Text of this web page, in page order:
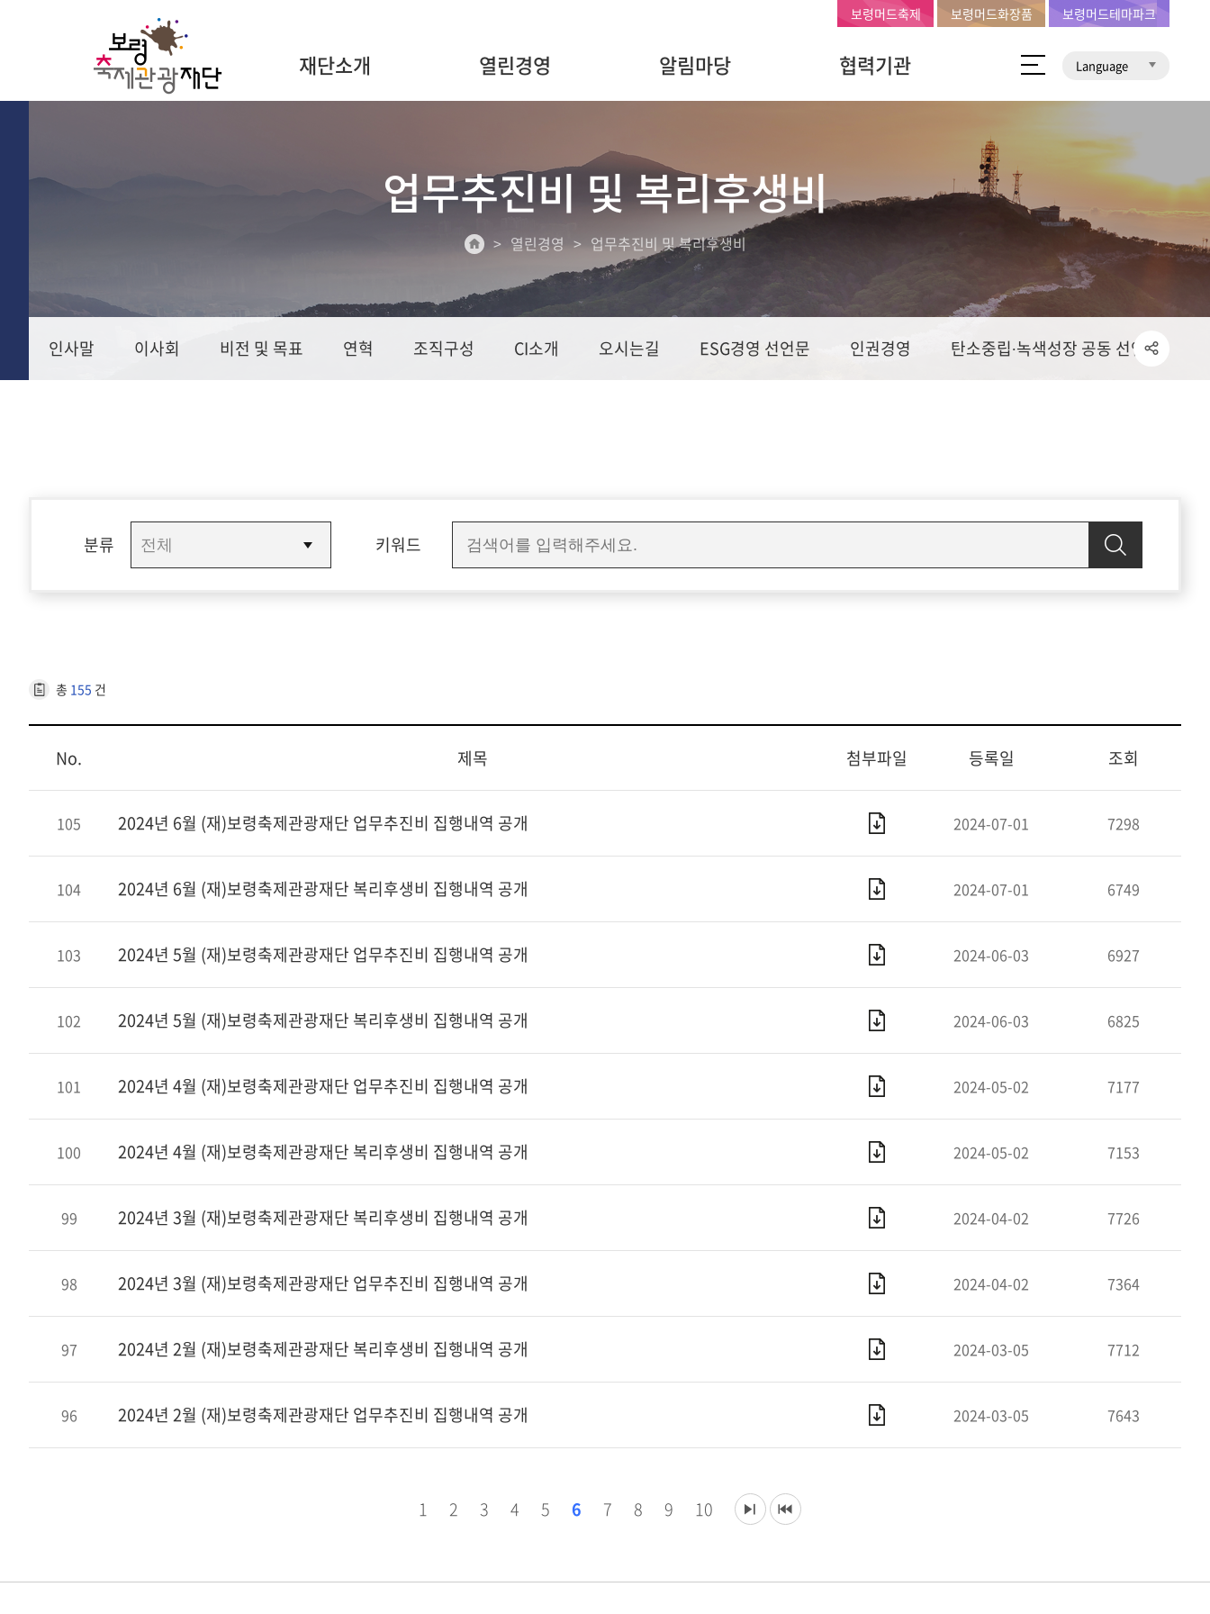
재단소개 열린경영 알림마당 협력기관 Language
보령머드축제 보령머드화장품 보령머드테마파크
업무추진비 및 복리후생비
열린경영 업무추진비 및 복리후생비
인사말 이사회 비전 및 목표 연혁 조직구성 CI소개 오시는길 ESG경영 선언문 인권경영 탄소중립∙녹색성장 공동 선언문
분류 키워드
총 155 건
No. 제목 첨부파일 등록일 조회
105 2024년 6월 (재)보령축제관광재단 업무추진비 집행내역 공개 2024-07-01 7298
104 2024년 6월 (재)보령축제관광재단 복리후생비 집행내역 공개 2024-07-01 6749
103 2024년 5월 (재)보령축제관광재단 업무추진비 집행내역 공개 2024-06-03 6927
102 2024년 5월 (재)보령축제관광재단 복리후생비 집행내역 공개 2024-06-03 6825
101 2024년 4월 (재)보령축제관광재단 업무추진비 집행내역 공개 2024-05-02 7177
100 2024년 4월 (재)보령축제관광재단 복리후생비 집행내역 공개 2024-05-02 7153
99 2024년 3월 (재)보령축제관광재단 복리후생비 집행내역 공개 2024-04-02 7726
98 2024년 3월 (재)보령축제관광재단 업무추진비 집행내역 공개 2024-04-02 7364
97 2024년 2월 (재)보령축제관광재단 복리후생비 집행내역 공개 2024-03-05 7712
96 2024년 2월 (재)보령축제관광재단 업무추진비 집행내역 공개 2024-03-05 7643
1 2 3 4 5 6 7 8 9 10